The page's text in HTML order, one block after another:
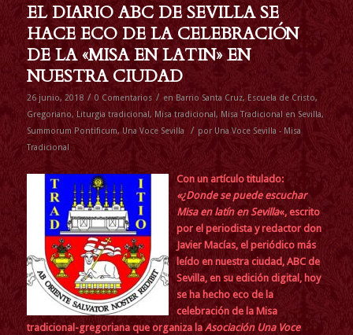
EL DIARIO ABC DE SEVILLA SE
HACE ECO DE LA CELEBRACIÓN
DE LA «MISA EN LATIN» EN
NUESTRA CIUDAD
26 junio, 2018 / 0 Comentarios / en Barrio Santa Cruz, Escuela de Cristo,
Gregoriano,Liturgia tradicional, Misa tradicional,Misa Tradicional en Sevilla,
Summorum Pontificum, Una Voce Sevilla / porUna Voce Sevilla - Misa
Tradicional
Con un artículo titulado:
«¿Donde se puede escuchar
Misa en latín en Sevilla«, escrito
por el periodista y redactor don
Javier Macías, el periódico más
leído en nuestra ciudad, ABC de
Sevilla, en su edición digital, hoy
se ha hecho eco de la
celebración de la Misa
tradicional-gregoriana que organiza la Asociación Una Voce